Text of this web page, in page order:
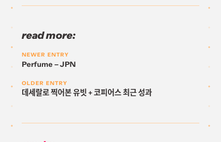
read more:
OLDER ENTRY
데세랄로 찍어본 유빗 + 코피어스 최근 성과
NEWER ENTRY
Perfume – JPN